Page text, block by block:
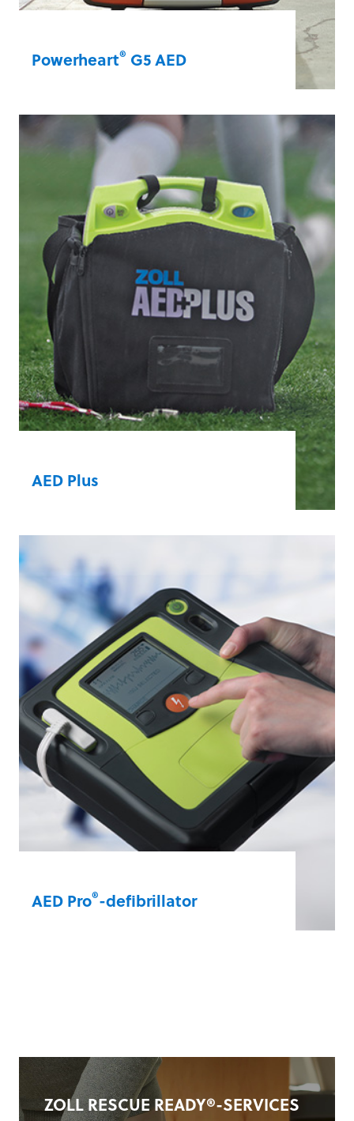
Powerheart® G5 AED
reanimatiefeedback, keuze uit twee talen,
aanwijzingen voor de reanimatie die
aansluiten bij het tempo van de gebruiker
en stapsgewijze reanimatie-instructies.
Automatische zelftests zorgen ervoor dat
apparaten klaar zijn om te worden ingezet
en dat gebruikers met vertrouwen kunnen
handelen.
Meer informatie
AED Plus
hoogwaardige reanimatie. De technologie
meet de diepte en frequentie van de
borstcompressies en geeft realtime
feedback, zodat de reanimatie zo efficiënt
en effectief mogelijk is.
Meer informatie
AED Pro®-defibrillator
Meer informatie
ZOLL RESCUE READY®-SERVICES